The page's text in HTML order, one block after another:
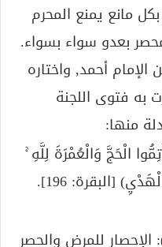
مانع يمنع المحرم
بعدو سواء بسواء.
أحمد, واختاره
به فتوى اللجنة
منها:
الْحَجَّ وَالْعُمْرَةَ لِلَّهِ
[البقرة: 196].
الإحصار للمرض والحصر